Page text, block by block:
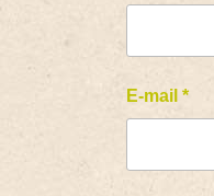
E-mail*